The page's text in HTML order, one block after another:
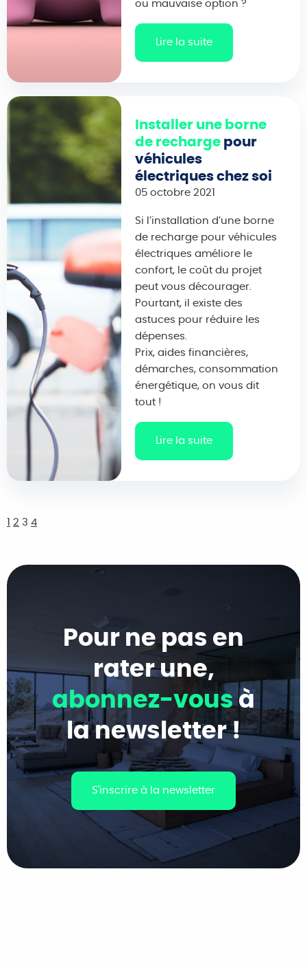
ou mauvaise option ?
Lire la suite
Installer une borne
de rechargepour
véhicules
électriques chez soi
05 octobre 2021
Si l’installation d’une borne
de recharge pour véhicules
électriques améliore le
confort, le coût du projet
peut vous décourager.
Pourtant, il existe des
astuces pour réduire les
dépenses.
Prix, aides financières,
démarches, consommation
énergétique, on vous dit
tout !
Lire la suite
1 2 3 4
Pour ne pas en
rater une,
abonnez-vousà
la newsletter !
S'inscrire à la newsletter